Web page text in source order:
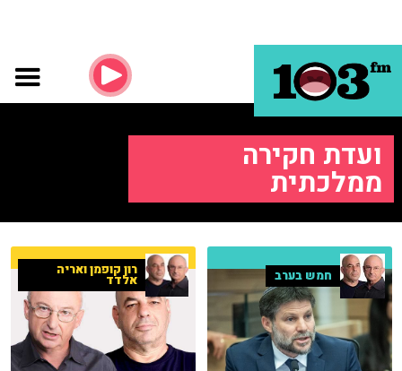
ועדת חקירה
ממלכתית
חמש בערב רון קופמן ואריה
אלדד